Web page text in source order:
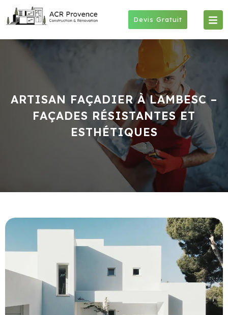
Devis Gratuit
ARTISAN FAÇADIER À LAMBESC –
FAÇADES RÉSISTANTES ET
ESTHÉTIQUES